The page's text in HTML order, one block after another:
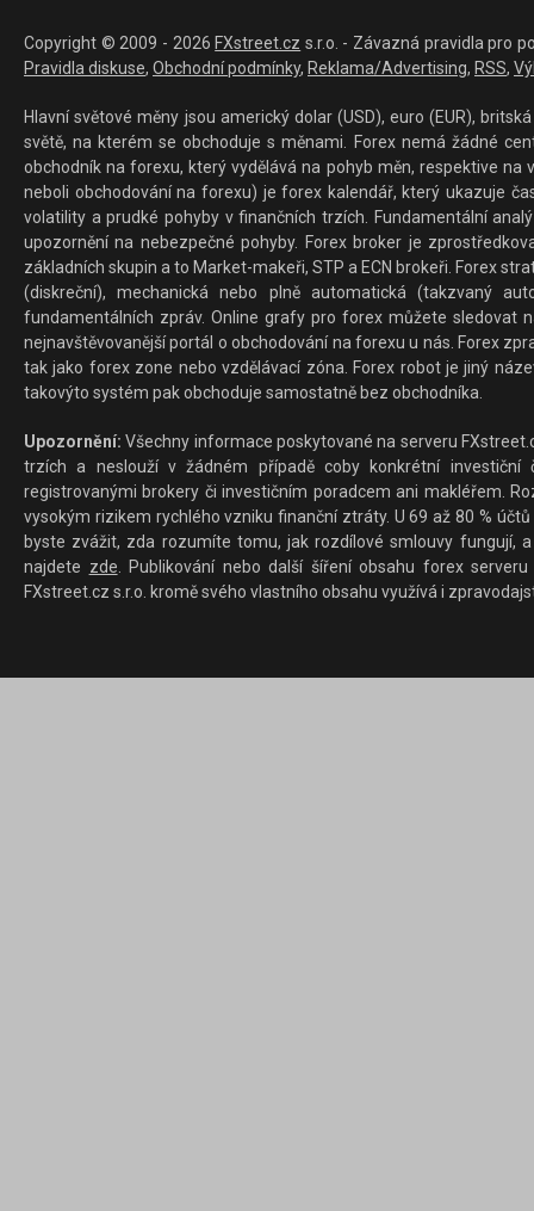
Copyright © 2009 - 2026 FXstreet.cz s.r.o. - Závazná pravidla pro
Pravidla diskuse, Obchodní podmínky, Reklama/Advertising, RSS,
Hlavní světové měny jsou americký dolar (USD), euro (EUR),
světě, na kterém se obchoduje s měnami. Forex nemá žádné
obchodník na forexu, který vydělává na pohyb měn, respektive
neboli obchodování na forexu) je forex kalendář, který ukazuje
volatility a prudké pohyby v finančních trzích. Fundamentální
upozornění na nebezpečné pohyby. Forex broker je
základních skupin a to Market-makeři, STP a ECN brokeři. Forex
(diskreční), mechanická nebo plně automatická (takzvaný
fundamentálních zpráv. Online grafy pro forex můžete sledovat
nejnavštěvovanější portál o obchodování na forexu u nás. Forex
tak jako forex zone nebo vzdělávací zóna. Forex robot je jiný
takovýto systém pak obchoduje samostatně bez obchodníka.
Upozornění: Všechny informace poskytované na serveru
trzích a neslouží v žádném případě coby konkrétní investiční
registrovanými brokery či investičním poradcem ani makléřem.
vysokým rizikem rychlého vzniku finanční ztráty. U 69 až 80 %
byste zvážit, zda rozumíte tomu, jak rozdílové smlouvy fungují,
najdete zde. Publikování nebo další šíření obsahu forex
FXstreet.cz s.r.o. kromě svého vlastního obsahu využívá i